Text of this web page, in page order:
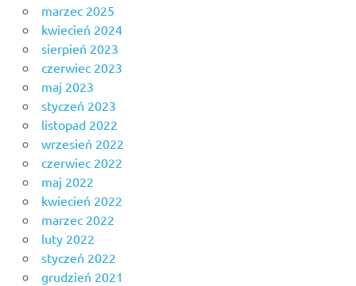
marzec 2025
kwiecień 2024
sierpień 2023
czerwiec 2023
maj 2023
styczeń 2023
listopad 2022
wrzesień 2022
czerwiec 2022
maj 2022
kwiecień 2022
marzec 2022
luty 2022
styczeń 2022
grudzień 2021